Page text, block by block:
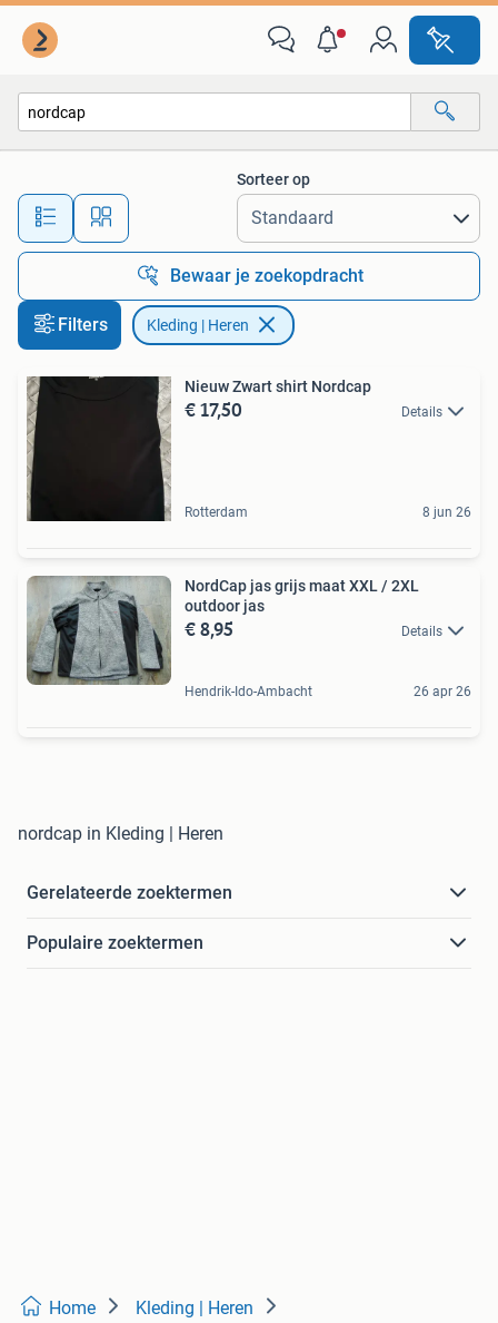
Alle afstanden…
Sorteer op
Bewaar je zoekopdracht
Filters Kleding | Heren
Nieuw Zwart shirt Nordcap
€ 17,50 Details
Rotterdam 8 jun 26
NordCap jas grijs maat XXL / 2XL
outdoor jas
€ 8,95 Details
Hendrik-Ido-Ambacht 26 apr 26
nordcap in Kleding | Heren
Gerelateerde zoektermen
Populaire zoektermen
Home Kleding | Heren